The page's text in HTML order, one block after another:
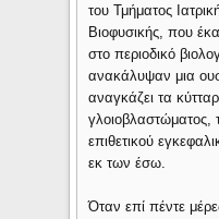
του Τμήματος
Βιοφυσικής, που
στο περιοδικό
ανακάλυψαν μια
αναγκάζει τα
γλοιοβλαστώματος,
επιθετικού
εκ των έσω.
Όταν επί πέντε